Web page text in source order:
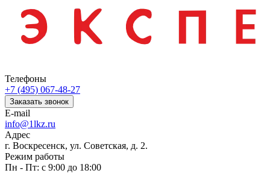
Телефоны
+7 (495) 067-48-27
Заказать звонок
E-mail
info@1lkz.ru
Адрес
г. Воскресенск, ул. Советская, д. 2.
Режим работы
Пн - Пт: с 9:00 до 18:00